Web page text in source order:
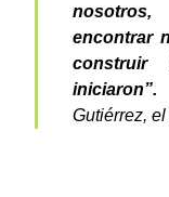
encontrar
Gutiérrez,